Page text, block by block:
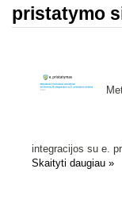
pristatymo
integracijos su e.
Skaityti daugiau »